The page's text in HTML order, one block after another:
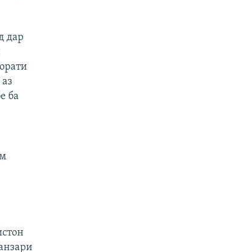
дар
ба